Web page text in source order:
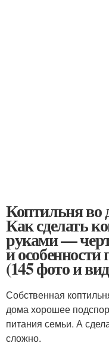
Коптильня во
Как сделать
руками —
и
(145 фото и
Собственная
дома хорошее
питания семьи. А
сложно.